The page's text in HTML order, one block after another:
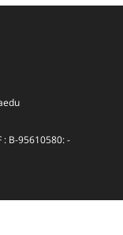
: B-95610580: -